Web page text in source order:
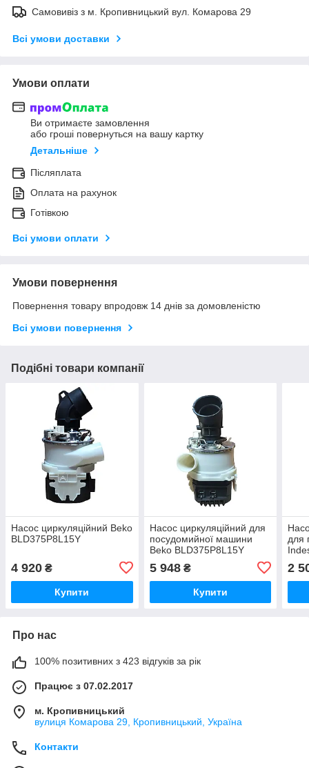
Самовивіз з м. Кропивницький вул. Комарова 29
Всі умови доставки
Умови оплати
Ви отримаєте замовлення
або гроші повернуться на вашу картку
Детальніше
Післяплата
Оплата на рахунок
Готівкою
Всі умови оплати
Умови повернення
Повернення товару впродовж 14 днів за домовленістю
Всі умови повернення
Подібні товари компанії
Насос циркуляційний Beko
BLD375P8L15Y
4 920 ₴
Купити
Насос циркуляційний для
посудомийної машини
Beko BLD375P8L15Y
5 948₴
Купити
для
2
Про нас
100% позитивних з 423 відгуків за рік
Працює з 07.02.2017
м. Кропивницький
вулиця Комарова 29, Кропивницький, Україна
Контакти